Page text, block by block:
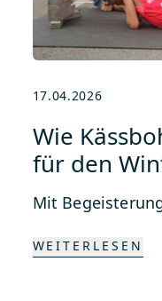
17.04.2026
Wie
für den
Mit
WEITERLESEN